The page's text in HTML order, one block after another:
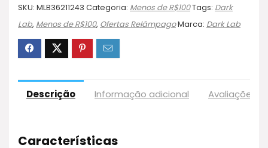
SKU: MLB36211243 Categoria: Menos de R$100Tags: Dark
Lab, Menos de R$100, Ofertas RelâmpagoMarca: Dark Lab
Descrição Informação adicional Avaliações
Características